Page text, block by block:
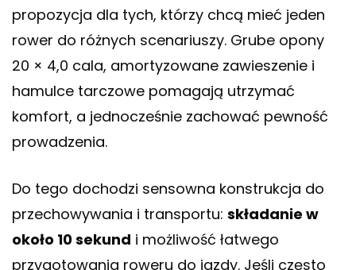
propozycja dla tych, którzy chcą mieć jeden
rower do różnych scenariuszy. Grube opony
20 × 4,0 cala, amortyzowane zawieszenie i
hamulce tarczowe pomagają utrzymać
komfort, a jednocześnie zachować pewność
prowadzenia.
Do tego dochodzi sensowna konstrukcja do
przechowywania i transportu: składanie w
około 10 sekund i możliwość łatwego
przygotowania roweru do jazdy. Jeśli często